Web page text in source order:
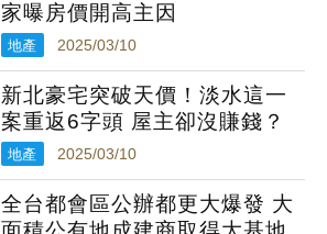
家曝房價開高主因
地產 2025/03/10
新北豪宅突破天價！淡水這一
案重返6字頭 屋主卻沒賺錢？
地產 2025/03/10
全台都會區公辦都更大爆發 大